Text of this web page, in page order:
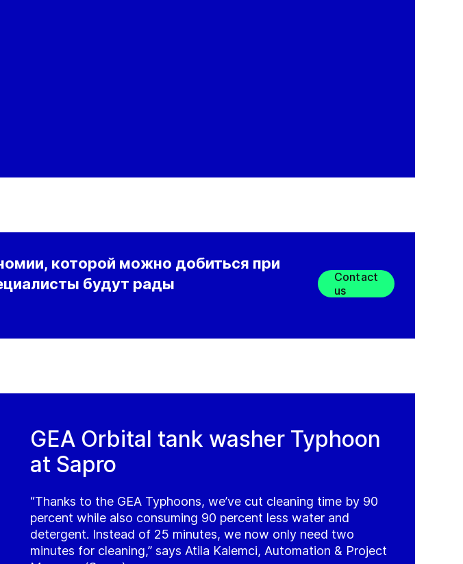
которой можно добиться при
будут рады
Contact
us
GEA Orbital tank washer Typhoon
at Sapro
“Thanks to the GEA Typhoons, we’ve cut cleaning time by 90
percent while also consuming 90 percent less water and
detergent. Instead of 25 minutes, we now only need two
minutes for cleaning,” says Atila Kalemci, Automation & Project